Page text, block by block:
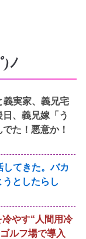
)ﾉ
義実家、義兄宅
、義兄嫁「う
た！悪意か！
してきた。バカ
うとしたらし
やす“人間用冷
ルフ場で導入